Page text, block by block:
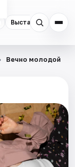
Выставки
Вечно молодой